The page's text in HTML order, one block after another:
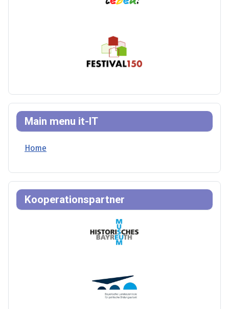
Main menu it-IT
Home
Kooperationspartner